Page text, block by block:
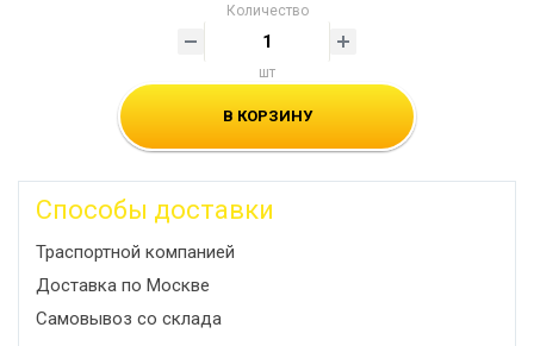
Количество
шт
В КОРЗИНУ
Способы доставки
Траспортной компанией
Доставка по Москве
Самовывоз со склада